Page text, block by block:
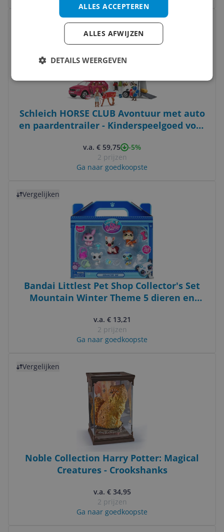
Schleich HORSE CLUB Avontuur met auto
en paardentrailer - Kinderspeelgoed voor
Onderdelen - 42535
v.a. € 59,75
-5%
2 prijzen
Ga naar goedkoopste
Bekijk product
Vergelijken
Bandai Littlest Pet Shop Collector's Set
Mountain Winter Theme 5 dieren en
v.a. € 13,21
2 prijzen
Ga naar goedkoopste
Vergelijken
Noble Collection Harry Potter: Magical
Creatures - Crookshanks
v.a. € 34,95
2 prijzen
Ga naar goedkoopste
ALLES ACCEPTEREN
ALLES AFWIJZEN
DETAILS WEERGEVEN